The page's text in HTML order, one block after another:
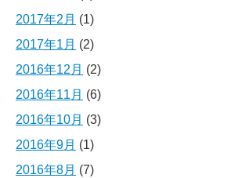
2017年2月 (1)
2017年1月 (2)
2016年12月 (2)
2016年11月 (6)
2016年10月 (3)
2016年9月 (1)
2016年8月 (7)